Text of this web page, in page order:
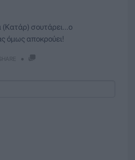
σουτάρει...ο
όμως αποκρούει!